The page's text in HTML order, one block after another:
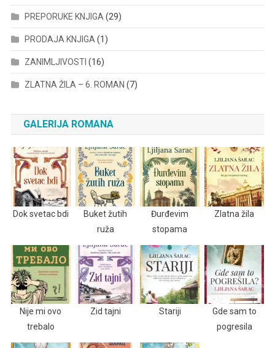
PREPORUKE KNJIGA(29)
PRODAJA KNJIGA(1)
ZANIMLJIVOSTI (16)
ZLATNA ŽILA – 6. ROMAN (7)
GALERIJA ROMANA
Dok svetac bdi
Buket žutih
ruža
Đurđevim
stopama
Zlatna žila
Nije mi ovo
trebalo
Zid tajni Stariji
Gde sam to
pogresila